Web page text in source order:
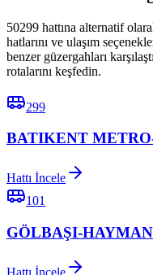
50299 hattına alternatif
hatlarını ve ulaşım
benzer güzergahları
rotalarını keşfedin.
299
BATIKENT
Hattı İncele
101
GÖLBAŞI-
Hattı İncele